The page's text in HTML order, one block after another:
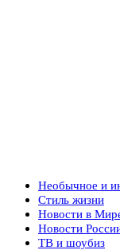
Необычное и
Стиль жизни
Новости в
Новости
ТВ и шоубиз